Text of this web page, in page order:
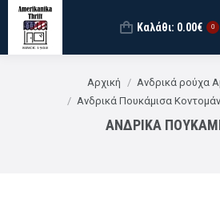
Καλάθι: 0.00€ 0
You are here:Αρχική
Ανδρικά ρούχα
Ανδρικά Πουκάμισα
ΑΝΔΡΙΚΆ